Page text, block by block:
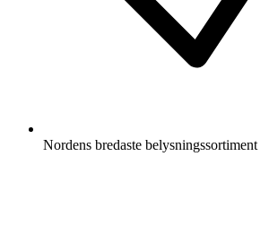
Nordens bredaste belysningssortiment